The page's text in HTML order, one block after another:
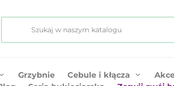
Grzybnie Cebule i kłącza